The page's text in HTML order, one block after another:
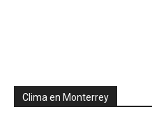
Clima en Monterrey